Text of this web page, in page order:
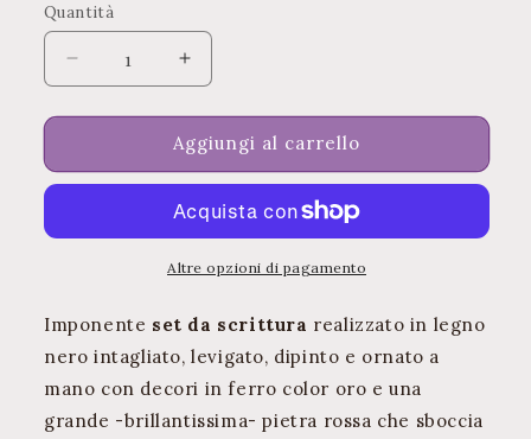
Quantità
Quantità
Diminuisci
quantità
per
della
Aumenta
quantità
per
Calamaio
della
Scarlatta
Aggiungi al carrello
Altre opzioni di pagamento
Imponente set da scrittura realizzato in legno
nero intagliato, levigato, dipinto e ornato a
mano con decori in ferro color oro e una
grande -brillantissima- pietra rossa che sboccia